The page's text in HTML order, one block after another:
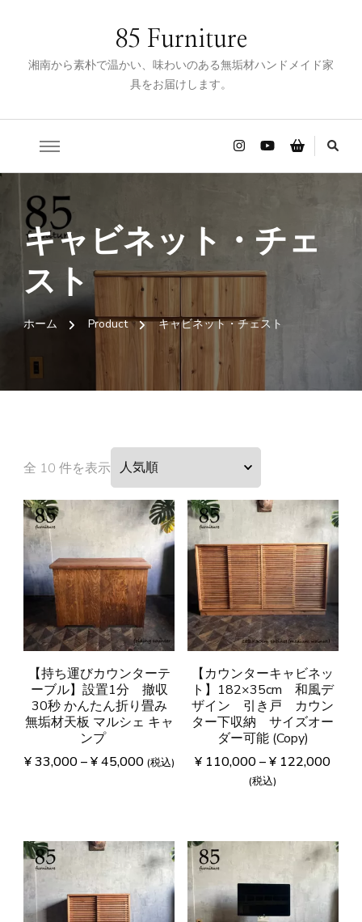
85 Furniture
湘南から素朴で温かい、味わいのある無垢材ハンドメイド家
具をお届けします。
キャビネット・チェ
スト
ホーム Product キャビネット・チェスト
全 10 件を表示
【持ち運びカウンターテ
ーブル】設置1分 撤収
30秒 かんたん折り畳み
無垢材天板 マルシェ キャ
ンプ
¥33,000–¥45,000 (税込)
【カウンターキャビネッ
ト】182×35cm 和風デ
ザイン 引き戸 カウン
ター下収納 サイズオー
ダー可能 (Copy)
¥ 110,000–¥ 122,000
(税込)